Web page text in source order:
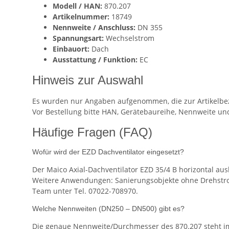
Modell / HAN: 870.207
Artikelnummer: 18749
Nennweite / Anschluss: DN 355
Spannungsart: Wechselstrom
Einbauort: Dach
Ausstattung / Funktion: EC
Hinweis zur Auswahl
Es wurden nur Angaben aufgenommen, die zur
Vor Bestellung bitte HAN, Gerätebaureihe, Nennweite
Häufige Fragen (FAQ)
Wofür wird der EZD Dachventilator eingesetzt?
Der Maico Axial-Dachventilator EZD 35/4 B horizontal
Weitere Anwendungen: Sanierungsobjekte ohne
Team unter Tel. 07022-708970.
Welche Nennweiten (DN250 – DN500) gibt es?
Die genaue Nennweite/Durchmesser des 870.207 steht